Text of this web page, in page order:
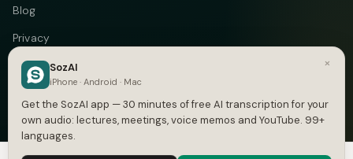
Blog
Privacy
Terms
DMCA
×
SozAI
iPhone · Android · Mac
Get the SozAI app — 30 minutes of free AI transcription for your
own audio: lectures, meetings, voice memos and YouTube. 99+
languages.